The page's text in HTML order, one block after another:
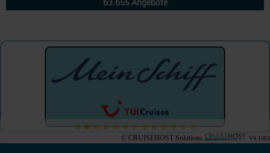
© CRUISEHOST Solutions V4.1663